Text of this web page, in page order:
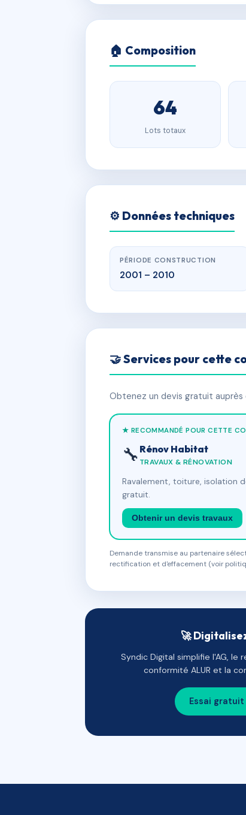
🏠 Composition
64
Lots totaux
⚙️ Données techniques
PÉRIODE CONSTRUCTION
2001 – 2010
🤝 Services pour cette
Obtenez un devis gratuit auprès
★ RECOMMANDÉ POUR CETTE
🔧 Rénov Habitat
TRAVAUX & RÉNOVATION
Ravalement, toiture, isolation
gratuit.
Obtenir un devis travaux
Demande transmise au partenaire
rectification et d'effacement (voir
🚀
Syndic Digital simplifie l'AG, le
conformité ALUR et la
Essai